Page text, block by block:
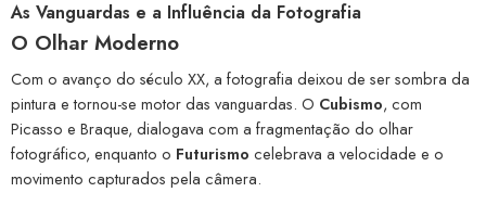
As Vanguardas e a Influência da Fotografia
O Olhar Moderno
Com o avanço do século XX, a fotografia deixou de ser sombra da
pintura e tornou-se motor das vanguardas. O Cubismo, com
Picasso e Braque, dialogava com a fragmentação do olhar
fotográfico, enquanto o Futurismo celebrava a velocidade e o
movimento capturados pela câmera.